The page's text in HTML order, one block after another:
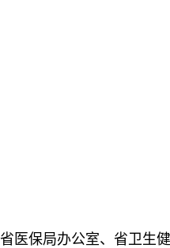
医保局办公室、省卫生